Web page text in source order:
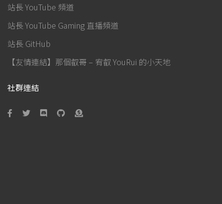
站長 YouTube 頻道
站長 YouTube Gaming 直播頻道
站長 GitHub
【友情連結】那個叡哥 – 宥叡 YouRui 的小天地
社群連結